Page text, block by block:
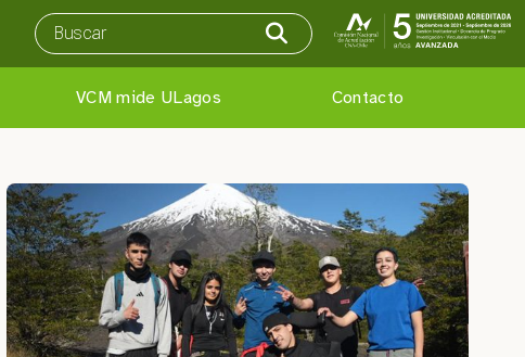
VCM mide ULagos Contacto